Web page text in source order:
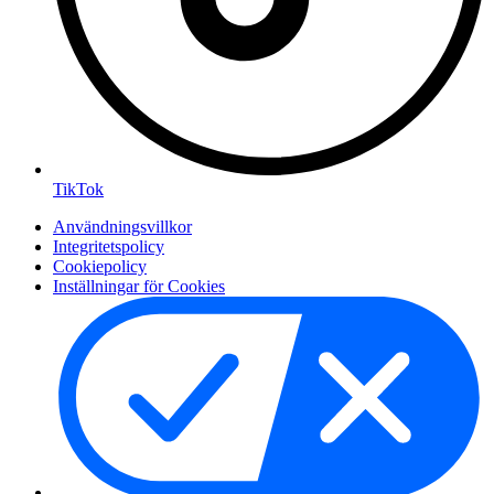
TikTok
Användningsvillkor
Integritetspolicy
Cookiepolicy
Inställningar för Cookies